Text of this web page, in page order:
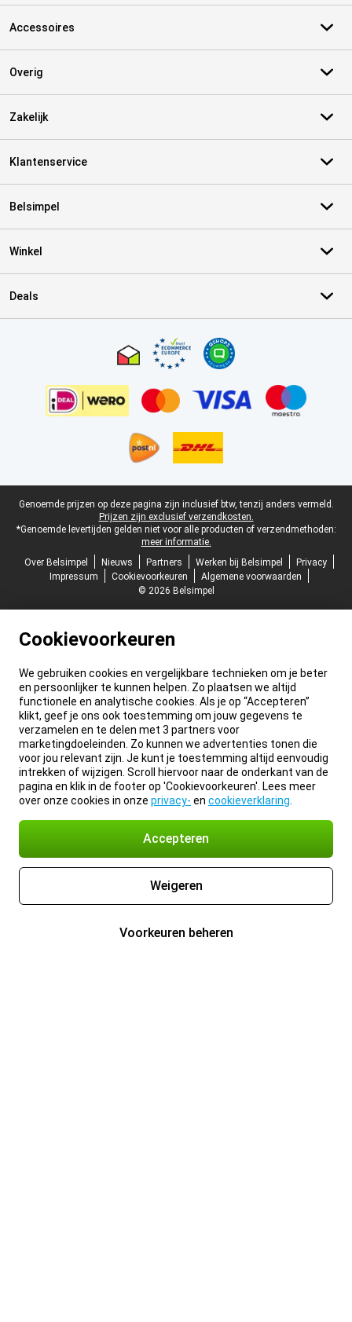
Accessoires
Overig
Zakelijk
Klantenservice
Belsimpel
Winkel
Deals
Juridische voettekst
Genoemde prijzen op deze pagina zijn inclusief btw, tenzij anders vermeld.
Prijzen zijn exclusief verzendkosten.
*Genoemde levertijden gelden niet voor alle producten of verzendmethoden:
meer informatie.
Over Belsimpel
Nieuws Partners Werken bij Belsimpel
Privacy
Impressum
Cookievoorkeuren
Algemene voorwaarden
© 2026 Belsimpel
Cookievoorkeuren
We gebruiken cookies en vergelijkbare technieken om je beter
en persoonlijker te kunnen helpen. Zo plaatsen we altijd
functionele en analytische cookies. Als je op “Accepteren”
klikt, geef je ons ook toestemming om jouw gegevens te
verzamelen en te delen met 3 partners voor
marketingdoeleinden. Zo kunnen we advertenties tonen die
voor jou relevant zijn. Je kunt je toestemming altijd eenvoudig
intrekken of wijzigen. Scroll hiervoor naar de onderkant van de
pagina en klik in de footer op 'Cookievoorkeuren'. Lees meer
over onze cookies in onze privacy- en cookieverklaring
Accepteren
Weigeren
Voorkeuren beheren